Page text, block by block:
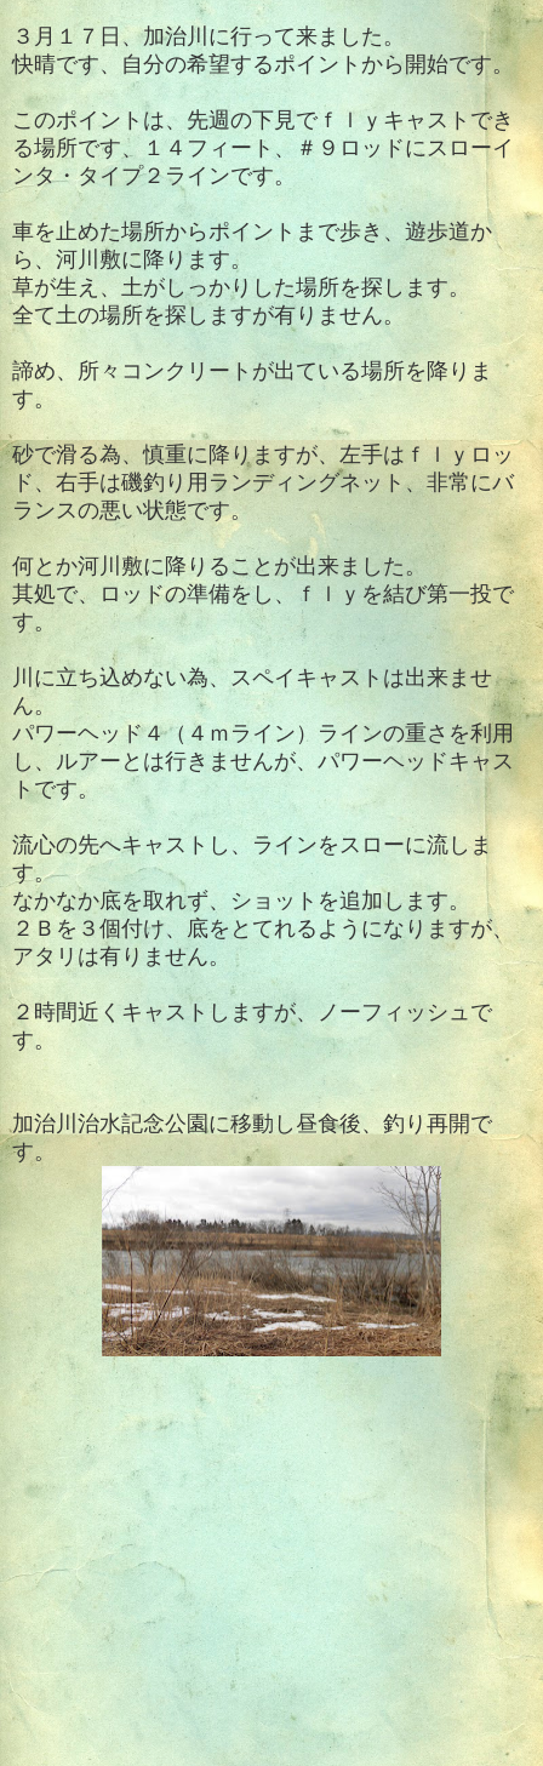
３月１７日、加治川に行って来ました。
快晴です、 自分の希望するポイントから開始です。
このポイントは、先週の下見でｆｌｙキャストでき
る場所です、１４フィート、＃９ロッドにスローイ
ンタ・タイプ２ラインです。
車を止めた場所からポイントまで歩き、遊歩道か
ら、河川敷に降ります。
草が生え、土がしっかりした場所を探します。
全て土の場所を探しますが有りません。
諦め、所々コンクリートが出ている場所を降りま
す。
砂で滑る為、慎重に降りますが、左手はｆｌｙロッ
ド、右手は磯釣り用ランディングネット、非常にバ
ランスの悪い状態です。
何とか河川敷に降りることが出来ました。
其処で、ロッドの準備をし、ｆｌｙを結び第一投で
す。
川に立ち込めない為、スペイキャストは出来ませ
ん。
パワーヘッド４（４ｍライン）ラインの重さを利用
し、ルアーとは行きませんが、パワーヘッドキャス
トです。
流心の先へキャストし、ラインをスローに流しま
す。
なかなか底を取れず、ショットを追加します。
２Ｂを３個付け、底をとてれるようになりますが、
アタリは有りません。
２時間近くキャストしますが、ノーフィッシュで
す。
加治川治水記念公園に移動し昼食後、釣り再開で
す。